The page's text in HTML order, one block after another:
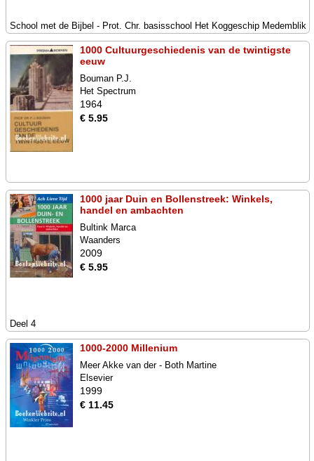
School met de Bijbel - Prot. Chr. basisschool Het Koggeschip Medemblik
1000 Cultuurgeschiedenis van de twintigste
eeuw
Bouman P.J.
Het Spectrum
1964
€ 5.95
1000 jaar Duin en Bollenstreek: Winkels,
handel en ambachten
Bultink Marca
Waanders
2009
€ 5.95
Deel 4
1000-2000 Millenium
Meer Akke van der - Both Martine
Elsevier
1999
€ 11.45